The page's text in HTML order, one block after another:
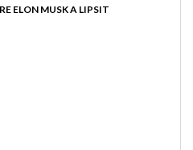
ELON MUSK A LIPSIT